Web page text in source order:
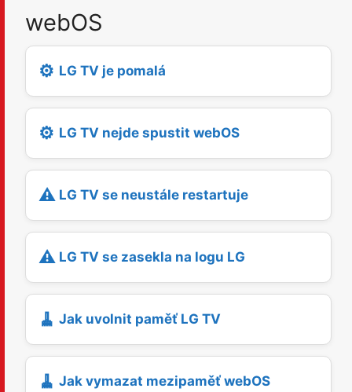
webOS
⚙️ LG TV je pomalá
⚙️ LG TV nejde spustit webOS
⚠️ LG TV se neustále restartuje
⚠️ LG TV se zasekla na logu LG
🧹 Jak uvolnit paměť LG TV
🧹 Jak vymazat mezipaměť webOS